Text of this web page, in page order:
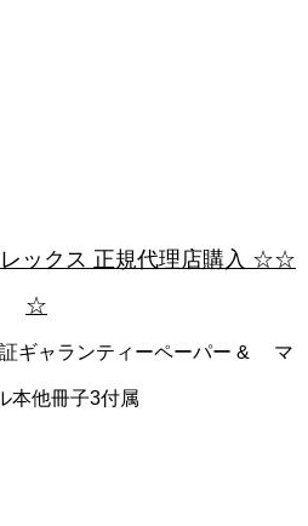
クス 正規代理店購入 ☆☆
☆
ギャランティーペーパー & マ
本他冊子3付属